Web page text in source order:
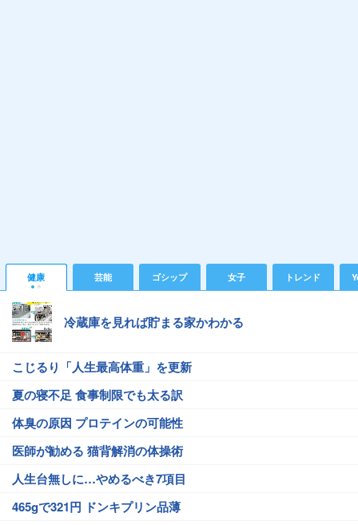
健康 芸能 ゴシップ 女子 トレンド
冷蔵庫を見れば貯まる家かわかる
こじるり「人生最高体重」を更新
夏の寝不足 食事制限でも太る訳
体臭の原因 プロテインの可能性
医師が勧める 猫背解消の体操術
人生台無しに…やめるべき7項目
465gで321円 ドンキプリン品薄